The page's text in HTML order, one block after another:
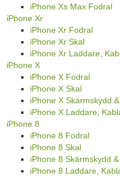
iPhone Xs Max Fodral
iPhone Xr
iPhone Xr Fodral
iPhone Xr Skal
iPhone Xr Laddare,
iPhone X
iPhone X Fodral
iPhone X Skal
iPhone X Skärmskydd
iPhone X Laddare,
iPhone 8
iPhone 8 Fodral
iPhone 8 Skal
iPhone 8 Skärmskydd
iPhone 8 Laddare,